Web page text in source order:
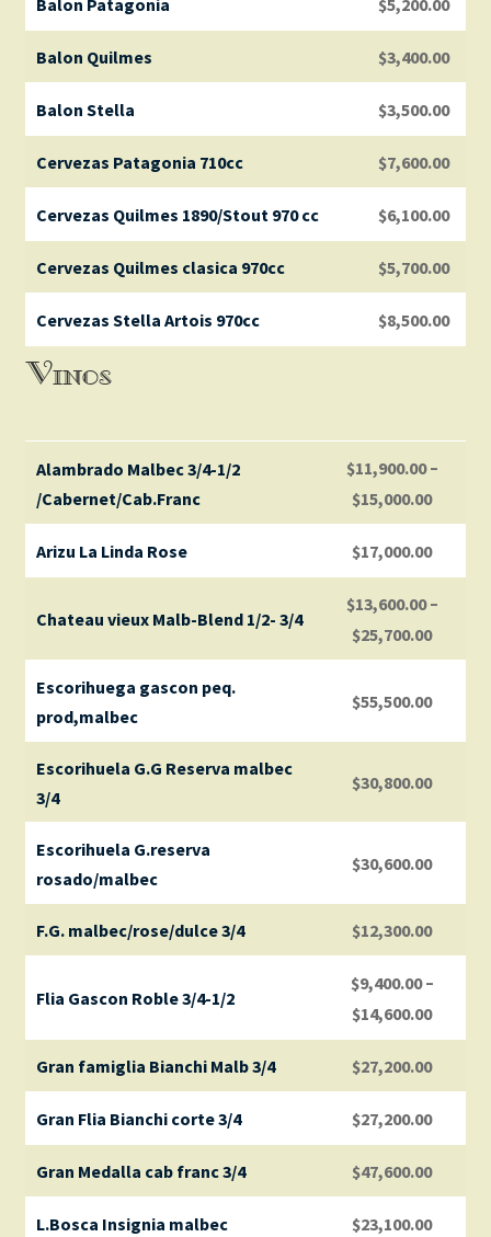
Balon Patagonia $5,200.00
Balon Quilmes $3,400.00
Balon Stella $3,500.00
Cervezas Patagonia 710cc $7,600.00
Cervezas Quilmes 1890/Stout 970 cc $6,100.00
Cervezas Quilmes clasica 970cc $5,700.00
Cervezas Stella Artois 970cc $8,500.00
Vinos
Alambrado Malbec 3/4-1/2
/Cabernet/Cab.Franc
$11,900.00–
$15,000.00
Arizu La Linda Rose $17,000.00
Chateau vieux Malb-Blend 1/2- 3/4
$13,600.00–
$25,700.00
Escorihuega gascon peq.
prod,malbec
$55,500.00
Escorihuela G.G Reserva malbec
3/4
$30,800.00
Escorihuela G.reserva
rosado/malbec
$30,600.00
F.G. malbec/rose/dulce 3/4 $12,300.00
Flia Gascon Roble 3/4-1/2
$9,400.00–
$14,600.00
Gran famiglia Bianchi Malb 3/4 $27,200.00
Gran Flia Bianchi corte 3/4 $27,200.00
Gran Medalla cab franc 3/4 $47,600.00
L.Bosca Insignia malbec $23,100.00